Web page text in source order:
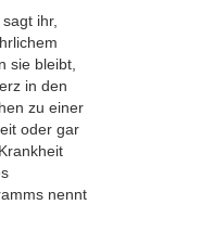
ihr,
sie bleibt,
in den
zu einer
oder gar
nennt